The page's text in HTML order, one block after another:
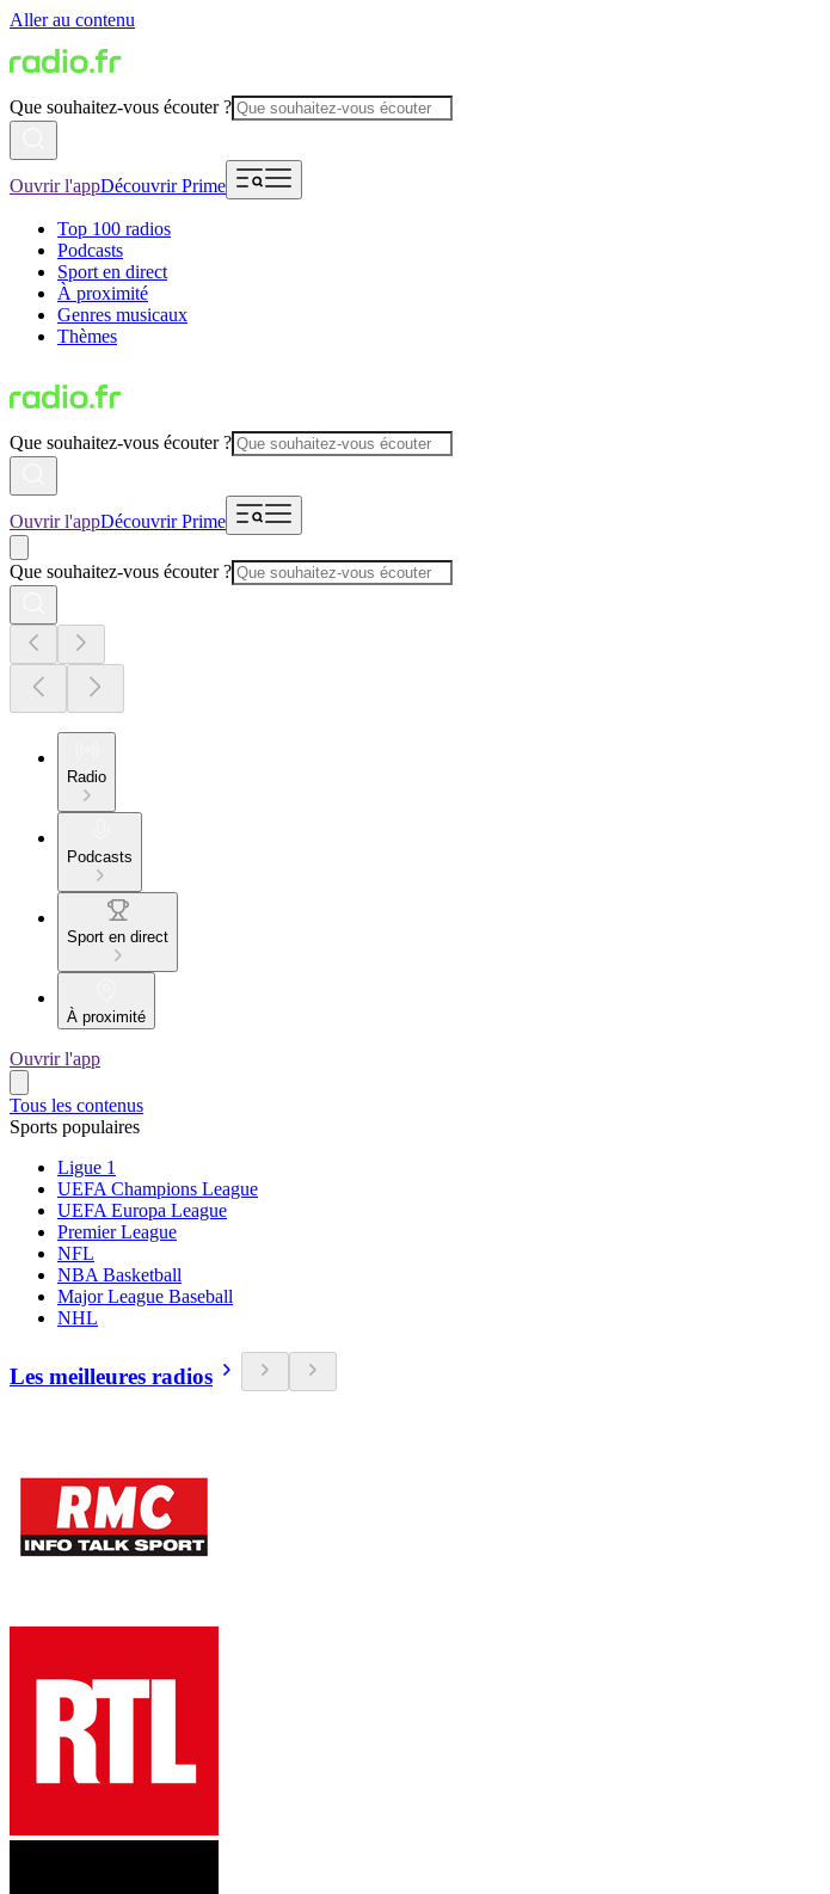
Aller au contenu
Que souhaitez-vous écouter ?
Ouvrir l'appDécouvrir Prime
Top 100 radios
Podcasts
Sport en direct
À proximité
Genres musicaux
Thèmes
Que souhaitez-vous écouter ?
Ouvrir l'appDécouvrir Prime
Que souhaitez-vous écouter ?
Radio
Podcasts
Sport en direct
À proximité
Ouvrir l'app
Tous les contenus
Sports populaires
Ligue 1
UEFA Champions League
UEFA Europa League
Premier League
NFL
NBA Basketball
Major League Baseball
NHL
Les meilleures radios